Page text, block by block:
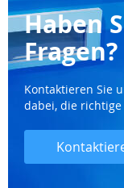
Haben
Fragen?
Kontaktieren Sie
dabei, die